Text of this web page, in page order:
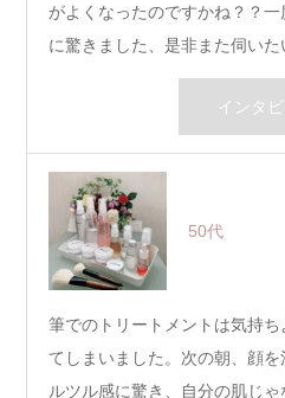
がよくなったのですかね？？
に驚きました、是非また伺いた
インタ
50代
筆でのトリートメントは気持
てしまいました。次の朝、顔
ルツル感に驚き、自分の肌じ